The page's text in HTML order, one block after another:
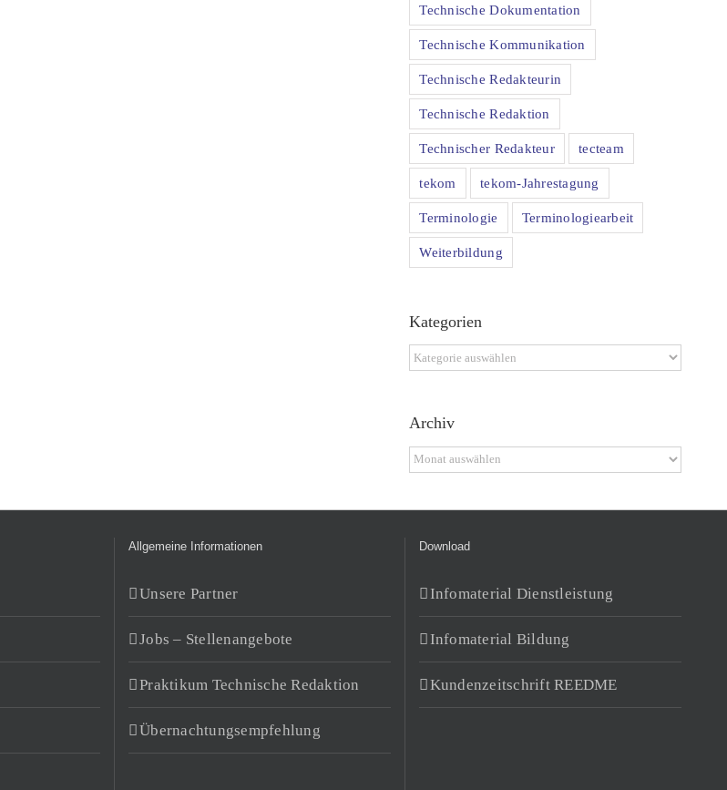
Technische Dokumentation
Technische Kommunikation
Technische Redakteurin
Technische Redaktion
Technischer Redakteur tecteam
tekom tekom-Jahrestagung
Terminologie Terminologiearbeit
Weiterbildung
Kategorien
Kategorien
Archiv
Archiv
Allgemeine Informationen
Unsere Partner
Jobs – Stellenangebote
Praktikum Technische Redaktion
Übernachtungsempfehlung
Download
Infomaterial Dienstleistung
Infomaterial Bildung
Kundenzeitschrift REEDME